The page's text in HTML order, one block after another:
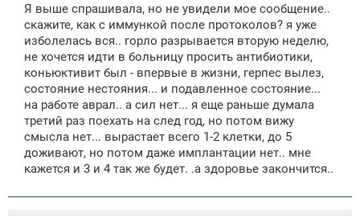
Я выше спрашивала, но не увидели мое сообщение..
скажите, как с иммункой после протоколов? я уже
изболелась вся.. горло разрывается вторую неделю,
не хочется идти в больницу просить антибиотики,
коньюктивит был - впервые в жизни, герпес вылез,
состояние нестояния... и подавленное состояние...
на работе аврал.. а сил нет... я еще раньше думала
третий раз поехать на след год, но потом вижу
смысла нет... вырастает всего 1-2 клетки, до 5
доживают, но потом даже имплантации нет.. мне
кажется и 3 и 4 так же будет. .а здоровье закончится..